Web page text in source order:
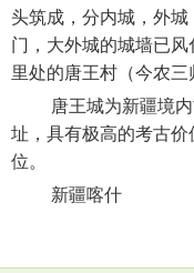
头筑成，分内城，外
门，大外城的城墙已
里处的唐王村（今农三
唐王城为新疆境内
址，具有极高的考古
位。
新疆喀什